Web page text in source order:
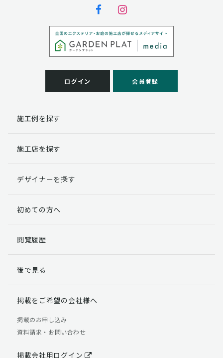
個人情報の取扱い業務の委託
弊社は事業運営上、お客様により良いサービスを提供す
るために業務の一部を外部に委託しており、業務委託先
客様には、貴殿の個人情報の利用目的の通知、開示、訂
理・機密保持などによりお客様の個人情報の漏洩防止に
個人情報提出の任意性
す。
らかじめご了承ください。
個人情報の開示請求について
る権利があります。
「個人情報の取り扱いについて」
【お問合せ先】 個人情報問合せ窓口
TEL：03-5411-7891（平日9:00 ～ 18:00）
ログイン 会員登録
施工例を探す
施工店を探す
デザイナーを探す
初めての方へ
閲覧履歴
後で見る
掲載をご希望の会社様へ
掲載のお申し込み
資料請求・お問い合わせ
掲載会社用ログイン